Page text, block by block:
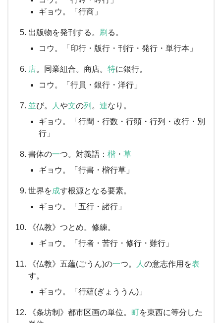
ギョウ。「行商」
出版物を発刊する。 刷 る。
コウ。「印行・版行・刊行・発行・単行本」
店。同業組合。商店。 特に銀行。
コウ。「行員・銀行・洋行」
並び。 人 や文の列 。 連なり。
ギョウ。「行間・行数・行頭・行列・改行・別
行」
書体の一つ。対義語： 楷 ・ 草
ギョウ。「行書・楷行草」
世界を成す根源となる要素。
ギョウ。「五行・諸行」
《仏教》つとめ。修練。
ギョウ。「行者・苦行・修行・難行」
《仏教》五蘊(ごうん)の一つ。 人 の意志作用を表
す。
ギョウ。「行蘊(ぎょううん)」
《条坊制》都市区画の単位。 町を東西に等分した